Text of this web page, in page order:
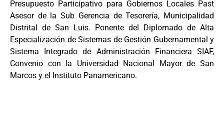
Presupuesto Participativo para Gobiernos Locales Past
Asesor de la Sub Gerencia de Tesorería, Municipalidad
Distrital de San Luis. Ponente del Diplomado de Alta
Especialización de Sistemas de Gestión Gubernamental y
Sistema Integrado de Administración Financiera SIAF,
Convenio con la Universidad Nacional Mayor de San
Marcos y el Instituto Panamericano.